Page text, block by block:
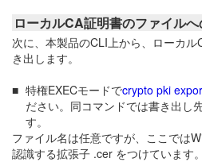
ローカルCA証明書のファイル
次に、本製品のCLI上から、ローカ
き出します。
特権EXECモードでcrypto pki
ださい。同コマンドでは書き出し
す。
ファイル名は任意ですが、ここでは
認識する拡張子 .cer をつけています。